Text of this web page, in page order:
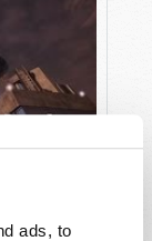
ads, to